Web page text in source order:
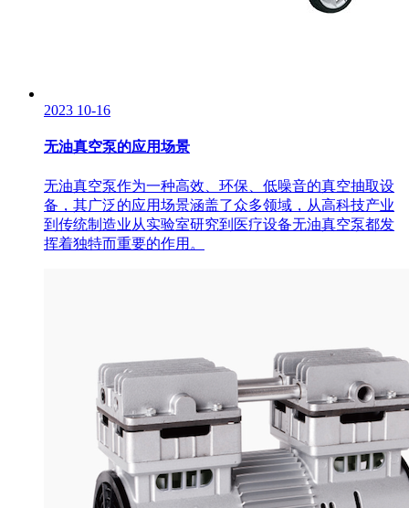
2023 10-16
无油真空泵的应用场景
无油真空泵作为一种高效、环保、低噪音的真空抽取设
备，其广泛的应用场景涵盖了众多领域，从高科技产业
到传统制造业从实验室研究到医疗设备无油真空泵都发
挥着独特而重要的作用。